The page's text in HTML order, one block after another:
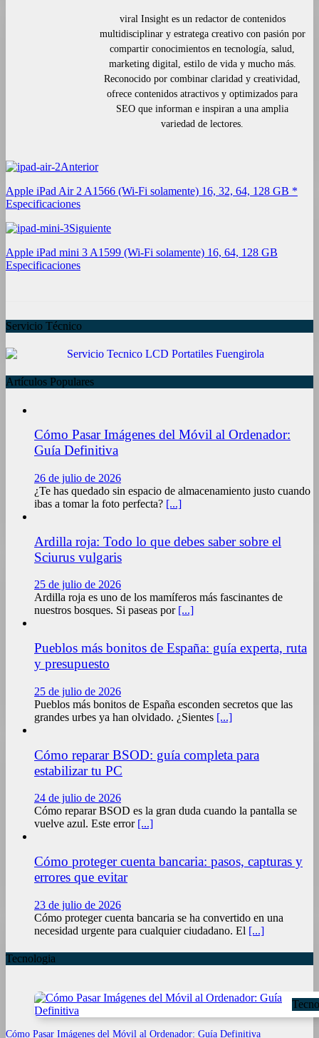
viral Insight es un redactor de contenidos
multidisciplinar y estratega creativo con pasión por
compartir conocimientos en tecnología, salud,
marketing digital, estilo de vida y mucho más.
Reconocido por combinar claridad y creatividad,
ofrece contenidos atractivos y optimizados para
SEO que informan e inspiran a una amplia
variedad de lectores.
Anterior
Apple iPad Air 2 A1566 (Wi-Fi solamente) 16, 32, 64, 128 GB *
Especificaciones
Siguiente
Apple iPad mini 3 A1599 (Wi-Fi solamente) 16, 64, 128 GB
Especificaciones
Servicio Técnico
Artículos Populares
Cómo Pasar Imágenes del Móvil al Ordenador:
Guía Definitiva
26 de julio de 2026
¿Te has quedado sin espacio de almacenamiento justo cuando
ibas a tomar la foto perfecta? [...]
Ardilla roja: Todo lo que debes saber sobre el
Sciurus vulgaris
25 de julio de 2026
Ardilla roja es uno de los mamíferos más fascinantes de
nuestros bosques. Si paseas por [...]
Pueblos más bonitos de España: guía experta, ruta
y presupuesto
25 de julio de 2026
Pueblos más bonitos de España esconden secretos que las
grandes urbes ya han olvidado. ¿Sientes [...]
Cómo reparar BSOD: guía completa para
estabilizar tu PC
24 de julio de 2026
Cómo reparar BSOD es la gran duda cuando la pantalla se
vuelve azul. Este error [...]
Cómo proteger cuenta bancaria: pasos, capturas y
errores que evitar
23 de julio de 2026
Cómo proteger cuenta bancaria se ha convertido en una
necesidad urgente para cualquier ciudadano. El [...]
Tecnologia
Cómo Pasar Imágenes del Móvil al Ordenador: Guía Definitiva